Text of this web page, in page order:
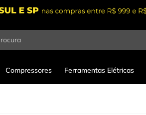
Compressores Ferramentas Elétricas